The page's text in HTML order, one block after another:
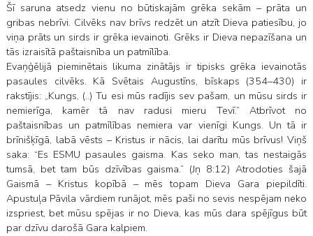
Šī saruna atsedz vienu no būtiskajām grēka sekām – prāta un
gribas nebrīvi. Cilvēks nav brīvs redzēt un atzīt Dieva patiesību, jo
viņa prāts un sirds ir grēka ievainoti. Grēks ir Dieva nepazīšana un
tās izraisītā paštaisnība un patmīlība.
Evaņģēlijā pieminētais likuma zinātājs ir tipisks grēka ievainotās
pasaules cilvēks. Kā Svētais Augustīns, bīskaps (354–430) ir
rakstījis: „Kungs, (..) Tu esi mūs radījis sev pašam, un mūsu sirds ir
nemierīga, kamēr tā nav radusi mieru Tevī.” Atbrīvot no
paštaisnības un patmīlības nemiera var vienīgi Kungs. Un tā ir
brīnišķīgā, labā vēsts – Kristus ir nācis, lai darītu mūs brīvus! Viņš
saka: “Es ESMU pasaules gaisma. Kas seko man, tas nestaigās
tumsā, bet tam būs dzīvības gaisma.” (Jņ 8:12) Atrodoties šajā
Gaismā – Kristus kopībā – mēs topam Dieva Gara piepildīti.
Apustuļa Pāvila vārdiem runājot, mēs paši no sevis nespējam neko
izspriest, bet mūsu spējas ir no Dieva, kas mūs dara spējīgus būt
par dzīvu darošā Gara kalpiem.